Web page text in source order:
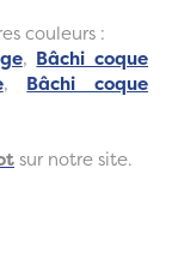
couleurs :
, Bâchi coque
, Bâchi coque
sur notre site.